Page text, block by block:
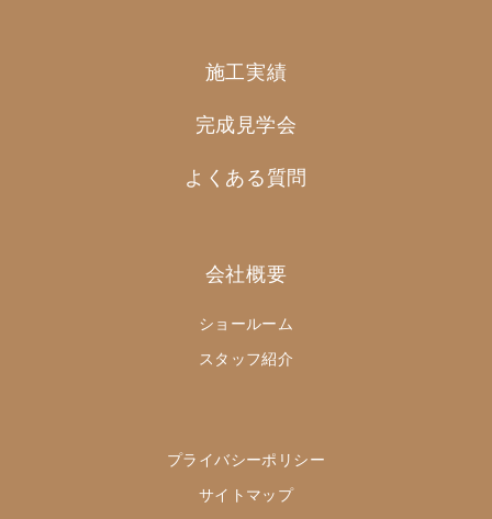
施工実績
完成見学会
よくある質問
会社概要
ショールーム
スタッフ紹介
プライバシーポリシー
サイトマップ